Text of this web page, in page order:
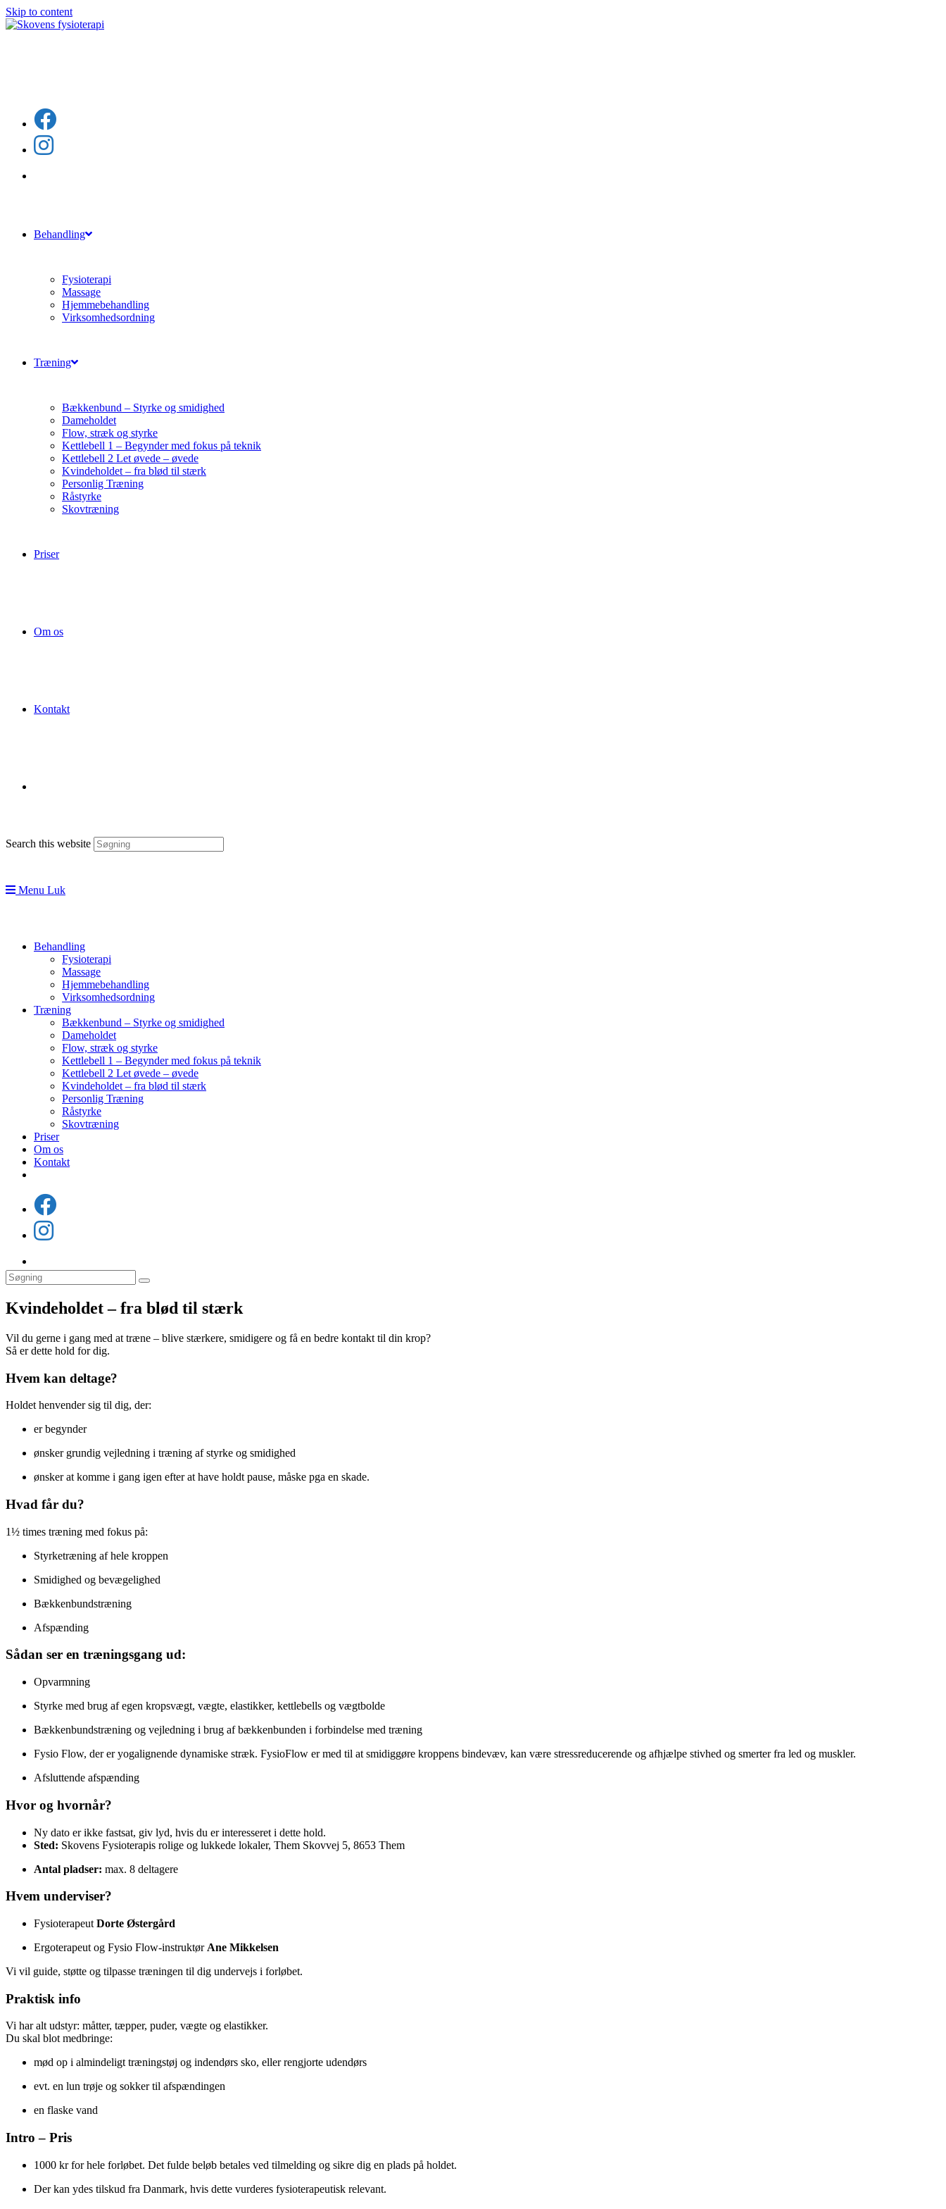
Skip to content
Behandling
Fysioterapi
Massage
Hjemmebehandling
Virksomhedsordning
Træning
Bækkenbund – Styrke og smidighed
Dameholdet
Flow, stræk og styrke
Kettlebell 1 – Begynder med fokus på teknik
Kettlebell 2 Let øvede – øvede
Kvindeholdet – fra blød til stærk
Personlig Træning
Råstyrke
Skovtræning
Priser
Om os
Kontakt
Search this website
Menu Luk
Behandling
Fysioterapi
Massage
Hjemmebehandling
Virksomhedsordning
Træning
Bækkenbund – Styrke og smidighed
Dameholdet
Flow, stræk og styrke
Kettlebell 1 – Begynder med fokus på teknik
Kettlebell 2 Let øvede – øvede
Kvindeholdet – fra blød til stærk
Personlig Træning
Råstyrke
Skovtræning
Priser
Om os
Kontakt
Kvindeholdet – fra blød til stærk
Vil du gerne i gang med at træne – blive stærkere, smidigere og få en bedre kontakt til din krop?
Så er dette hold for dig.
Hvem kan deltage?
Holdet henvender sig til dig, der:
er begynder
ønsker grundig vejledning i træning af styrke og smidighed
ønsker at komme i gang igen efter at have holdt pause, måske pga en skade.
Hvad får du?
1½ times træning med fokus på:
Styrketræning af hele kroppen
Smidighed og bevægelighed
Bækkenbundstræning
Afspænding
Sådan ser en træningsgang ud:
Opvarmning
Styrke med brug af egen kropsvægt, vægte, elastikker, kettlebells og vægtbolde
Bækkenbundstræning og vejledning i brug af bækkenbunden i forbindelse med træning
Fysio Flow, der er yogalignende dynamiske stræk. FysioFlow er med til at smidiggøre kroppens bindevæv, kan være stressreducerende og afhjælpe stivhed og smerter fra led og muskler.
Afsluttende afspænding
Hvor og hvornår?
Ny dato er ikke fastsat, giv lyd, hvis du er interesseret i dette hold.
Sted: Skovens Fysioterapis rolige og lukkede lokaler, Them Skovvej 5, 8653 Them
Antal pladser: max. 8 deltagere
Hvem underviser?
Fysioterapeut Dorte Østergård
Ergoterapeut og Fysio Flow-instruktør Ane Mikkelsen
Vi vil guide, støtte og tilpasse træningen til dig undervejs i forløbet.
Praktisk info
Vi har alt udstyr: måtter, tæpper, puder, vægte og elastikker.
Du skal blot medbringe:
mød op i almindeligt træningstøj og indendørs sko, eller rengjorte udendørs
evt. en lun trøje og sokker til afspændingen
en flaske vand
Intro – Pris
1000 kr for hele forløbet. Det fulde beløb betales ved tilmelding og sikre dig en plads på holdet.
Der kan ydes tilskud fra Danmark, hvis dette vurderes fysioterapeutisk relevant.